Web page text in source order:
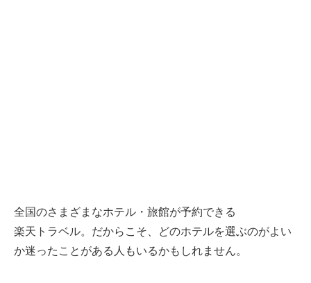
全国のさまざまなホテル・旅館が予約できる
楽天トラベル。だからこそ、どのホテルを選ぶのがよい
か迷ったことがある人もいるかもしれません。